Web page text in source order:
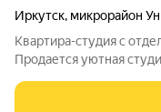
Иркутск, микрорайон
Квартира-студия с
Продается уютная
вариант для первого